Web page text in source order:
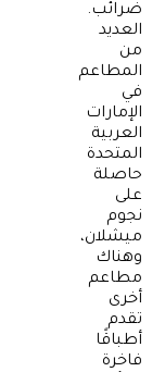
ضرائب.
العديد
من
المطاعم
في
الإمارات
العربية
المتحدة
حاصلة
على
نجوم
ميشلان،
وهناك
مطاعم
أخرى
تقدم
أطباقًا
فاخرة